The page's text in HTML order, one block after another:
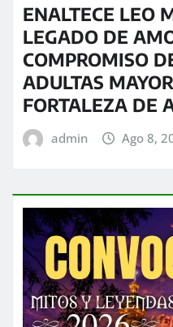
ENALTECE LEO
LEGADO DE
COMPROMISO
ADULTAS
FORTALEZA DE
admin Ago 8,